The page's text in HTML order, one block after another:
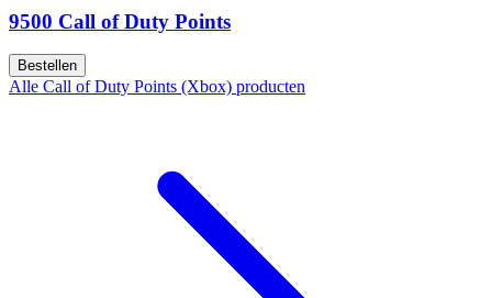
9500 Call of Duty Points
Bestellen
Alle Call of Duty Points (Xbox) producten